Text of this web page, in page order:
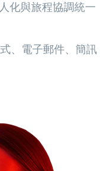
化與旅程協調統一
、電子郵件、簡訊